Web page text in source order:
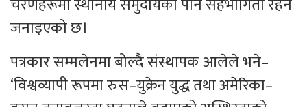
जनाइएको छ।
पत्रकार सम्मलेनमा बोल्दै संस्थापक आलेले भने–
‘विश्वव्यापी रूपमा रुस–युक्रेन युद्ध तथा अमेरिका–